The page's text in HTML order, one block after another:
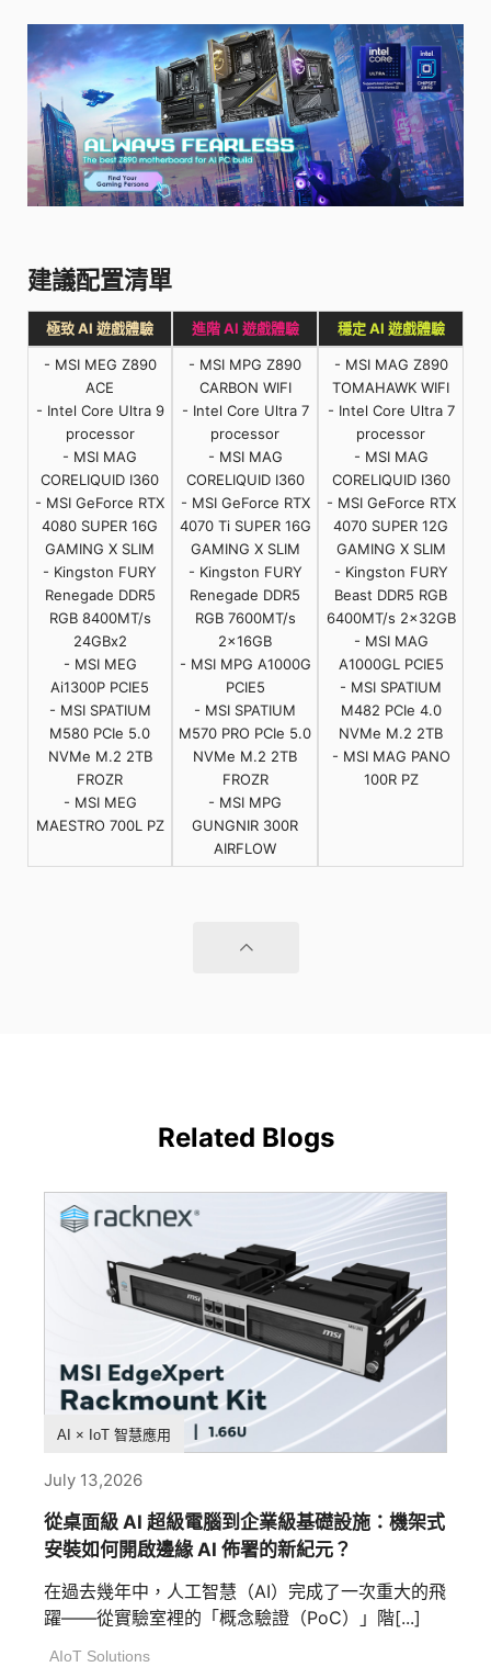
建議配置清單
極致 AI 遊戲體驗 進階 AI 遊戲體驗 穩定 AI 遊戲體驗
- MSI MEG Z890
ACE
- Intel Core Ultra 9
processor
- MSI MAG
CORELIQUID I360
- MSI GeForce RTX
4080 SUPER 16G
GAMING X SLIM
- Kingston FURY
Renegade DDR5
RGB 8400MT/s
24GBx2
- MSI MEG
Ai1300P PCIE5
- MSI SPATIUM
M580 PCIe 5.0
NVMe M.2 2TB
FROZR
- MSI MEG
MAESTRO 700L PZ
- MSI MPG Z890
CARBON WIFI
- Intel Core Ultra 7
processor
- MSI MAG
CORELIQUID I360
- MSI GeForce RTX
4070 Ti SUPER 16G
GAMING X SLIM
- Kingston FURY
Renegade DDR5
RGB 7600MT/s
2x16GB
- MSI MPG A1000G
PCIE5
- MSI SPATIUM
M570 PRO PCIe 5.0
NVMe M.2 2TB
FROZR
- MSI MPG
GUNGNIR 300R
AIRFLOW
- MSI MAG Z890
TOMAHAWK WIFI
- Intel Core Ultra 7
processor
- MSI MAG
CORELIQUID I360
- MSI GeForce RTX
4070 SUPER 12G
GAMING X SLIM
- Kingston FURY
Beast DDR5 RGB
6400MT/s 2x32GB
- MSI MAG
A1000GL PCIE5
- MSI SPATIUM
M482 PCIe 4.0
NVMe M.2 2TB
- MSI MAG PANO
100R PZ
Related Blogs
產品特色
AI × IoT 智慧應用
July 13,2026
從桌面級 AI 超級電腦到企業級基礎設施：機架式
安裝如何開啟邊緣 AI 佈署的新紀元？
在過去幾年中，人工智慧（AI）完成了一次重大的飛
躍——從實驗室裡的「概念驗證（PoC）」階[...]
AIoT Solutions